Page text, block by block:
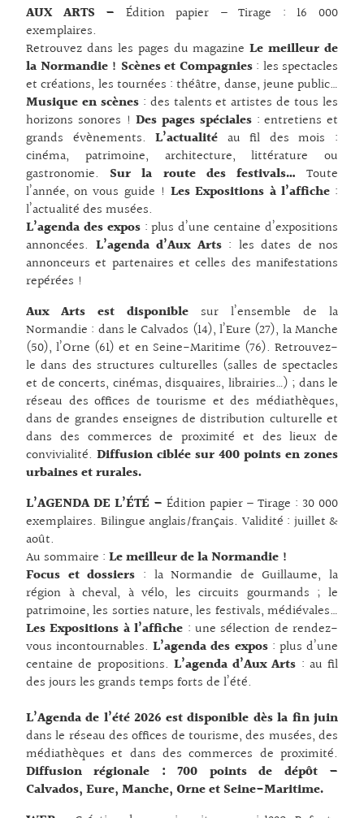
AUX ARTS – Édition papier – Tirage : 16 000
exemplaires.
Retrouvez dans les pages du magazineLe meilleur de
la Normandie ! Scènes et Compagnies: les spectacles
et créations, les tournées : théâtre, danse, jeune public…
Musique en scènes: des talents et artistes de tous les
horizons sonores !Des pages spéciales: entretiens et
grands évènements.L’actualité au fil des mois :
cinéma, patrimoine, architecture, littérature ou
gastronomie. Sur la route des festivals… Toute
l’année, on vous guide !Les Expositions à l’affiche :
l’actualité des musées.
L’agenda des expos: plus d’une centaine d’expositions
annoncées. L’agenda d’Aux Arts: les dates de nos
annonceurs et partenaires et celles des manifestations
repérées !
Aux Arts est disponible sur l’ensemble de la
Normandie : dans le Calvados (14), l’Eure (27), la Manche
(50), l’Orne (61) et en Seine-Maritime (76). Retrouvez-
le dans des structures culturelles (salles de spectacles
et de concerts, cinémas, disquaires, librairies…) ; dans le
réseau des offices de tourisme et des médiathèques,
dans de grandes enseignes de distribution culturelle et
dans des commerces de proximité et des lieux de
convivialité. Diffusion ciblée sur 400 points en zones
urbaines et rurales.
L’AGENDA DE L’ÉTÉ – Édition papier – Tirage : 30 000
exemplaires. Bilingue anglais/français. Validité : juillet &
août.
Au sommaire : Le meilleur de la Normandie !
Focus et dossiers : la Normandie de Guillaume, la
région à cheval, à vélo, les circuits gourmands ; le
patrimoine, les sorties nature, les festivals, médiévales…
Les Expositions à l’affiche : une sélection de rendez-
vous incontournables.L’agenda des expos: plus d’une
centaine de propositions. L’agenda d’Aux Arts : au fil
des jours les grands temps forts de l’été.
L’Agenda de l’été 2026 est disponible dès la fin juin
dans le réseau des offices de tourisme, des musées, des
médiathèques et dans des commerces de proximité.
Diffusion régionale : 700 points de dépôt –
Calvados, Eure, Manche, Orne et Seine-Maritime.